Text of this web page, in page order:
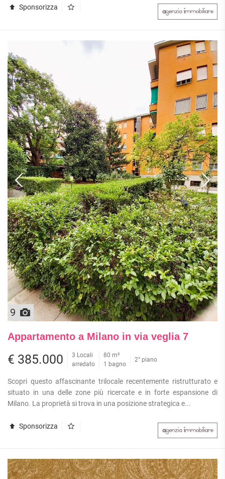
Sponsorizza
9
Appartamento a Milano in via veglia 7
€ 385.000
3 Locali
arredato
80 m²
1 bagno
2° piano
Scopri questo affascinante trilocale recentemente ristrutturato e
situato in una delle zone più ricercate e in forte espansione di
Milano. La proprietà si trova in una posizione strategica e...
Sponsorizza